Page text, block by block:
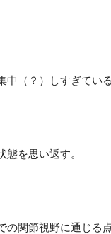
中（？）しすぎてい
態を思い返す。
の関節視野に通じる